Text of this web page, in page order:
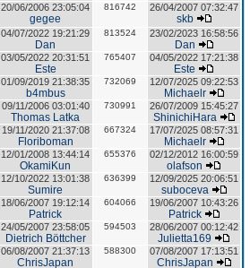
20/06/2006 23:05:04
gegee
816742 26/04/2007 07:32:47
skb
04/07/2022 19:21:29
Dan
813524 23/02/2023 16:58:56
Dan
03/05/2022 20:31:51
Este
765407 04/05/2022 17:21:38
Este
01/09/2019 21:38:35
b4mbus
732069 12/07/2025 09:22:53
Michaelr
09/11/2006 03:01:40
Thomas Latka
730991 26/07/2009 15:45:27
ShinichiHara
19/11/2020 21:37:08
Floriboman
667324 17/07/2025 08:57:31
Michaelr
12/01/2008 13:44:14
OkamiKun
655376 02/12/2012 16:00:59
olafson
12/10/2022 13:01:38
Sumire
636399 12/09/2025 20:06:51
suboceva
18/06/2007 19:12:14
Patrick
604066 19/06/2007 10:43:26
Patrick
24/05/2007 23:58:05
Dietrich Böttcher
594503 28/06/2007 00:12:42
Julietta169
06/08/2007 21:37:13
ChrisJapan
588300 07/08/2007 17:13:51
ChrisJapan